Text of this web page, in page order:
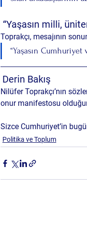
“Yaşasın milli,
Toprakçı, mesajının
“Yaşasın
Derin Bakış
Nilüfer Toprakçı’nın
onur manifestosu
Sizce Cumhuriyet’in
Politika ve Toplum